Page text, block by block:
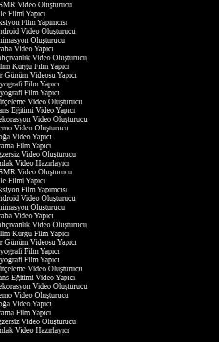
Video Oluşturucu
Filmi Yapıcı
Film Yapımcısı
Video Oluşturucu
Oluşturucu
Video Yapıcı
Video Oluşturucu
Kurgu Film Yapıcı
Videosu Yapıcı
Film Yapıcı
Film Yapıcı
Video Oluşturucu
Eğitimi Video Yapıcı
Video Oluşturucu
Video Oluşturucu
Video Yapıcı
Film Yapıcı
Video Oluşturucu
Video Hazırlayıcı
Video Oluşturucu
Filmi Yapıcı
Film Yapımcısı
Video Oluşturucu
Oluşturucu
Video Yapıcı
Video Oluşturucu
Kurgu Film Yapıcı
Videosu Yapıcı
Film Yapıcı
Film Yapıcı
Video Oluşturucu
Eğitimi Video Yapıcı
Video Oluşturucu
Video Oluşturucu
Video Yapıcı
Film Yapıcı
Video Oluşturucu
Video Hazırlayıcı